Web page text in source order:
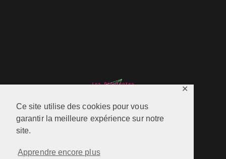
Ce site utilise des cookies pour vous
garantir la meilleure expérience sur notre
site.
Apprendre encore plus
✕